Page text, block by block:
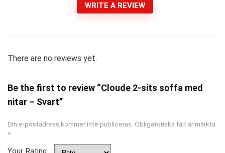
WRITE A REVIEW
There are no reviews yet.
Be the first to review “Cloude 2-sits soffa med
nitar – Svart”
Din e-postadress kommer inte publiceras. Obligatoriska fält är märkta
*
Your Rating